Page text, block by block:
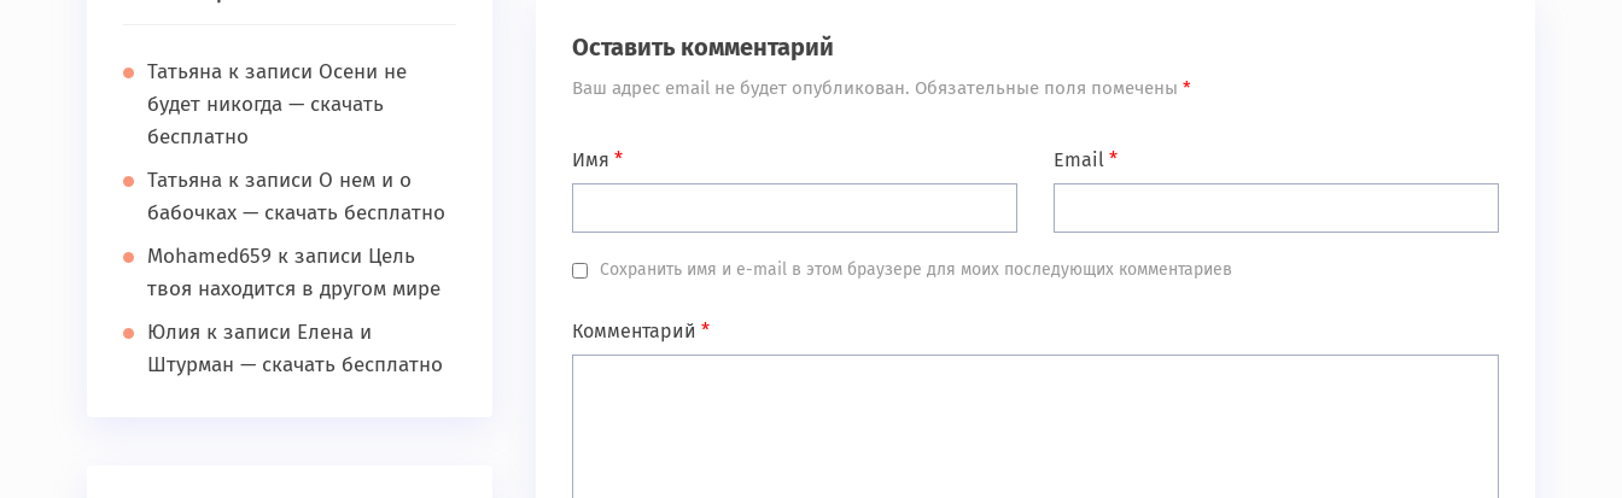
Оставить комментарий
Ваш адрес email не будет опубликован. Обязательные поля помечены *
Имя * Email*
Сохранить имя и e-mail в этом браузере для моих последующих комментариев
Комментарий *
Татьяна к записи Осени не
будет никогда — скачать
бесплатно
Татьяна к записи О нем и о
бабочках — скачать бесплатно
Mohamed659 к записи Цель
твоя находится в другом мире
Юлия к записи Елена и
Штурман — скачать бесплатно